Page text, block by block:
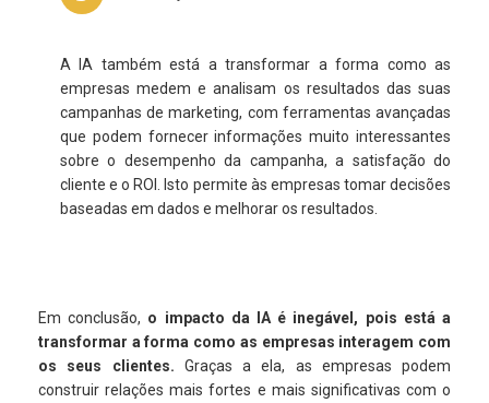
A IA também está a transformar a forma como as
empresas medem e analisam os resultados das suas
campanhas de marketing, com ferramentas avançadas
que podem fornecer informações muito interessantes
sobre o desempenho da campanha, a satisfação do
cliente e o ROI. Isto permite às empresas tomar decisões
baseadas em dados e melhorar os resultados.
Em conclusão, o impacto da IA é inegável, pois está a
transformar a forma como as empresas interagem com
os seus clientes. Graças a ela, as empresas podem
construir relações mais fortes e mais significativas com o